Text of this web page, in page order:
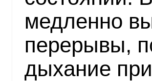
медленно
перерывы,
дыхание